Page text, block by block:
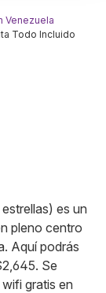
Venezuela
Todo Incluido
es un
pleno centro
Aquí podrás
Se
gratis en